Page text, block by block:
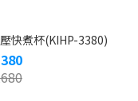
快煮杯(KIHP-3380)